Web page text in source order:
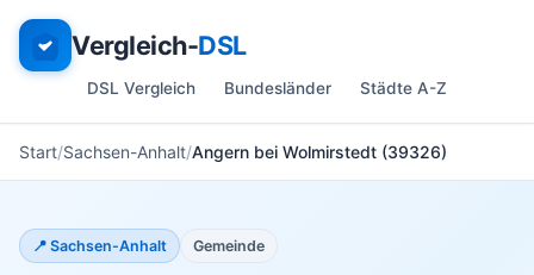
Vergleich-DSL
DSL Vergleich Bundesländer Städte A-Z
Start Sachsen-Anhalt Angern bei Wolmirstedt (39326)
📍 Sachsen-Anhalt Gemeinde